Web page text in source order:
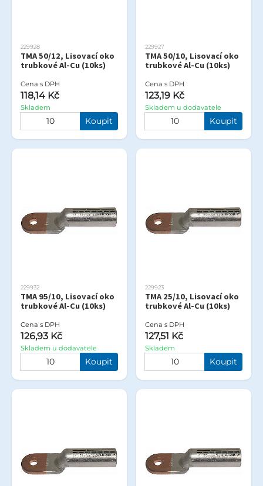
229928
TMA 50/12, Lisovací oko
trubkové Al-Cu (10ks)
Cena s DPH
118,14 Kč
Skladem
Koupit
229927
TMA 50/10, Lisovací oko
trubkové Al-Cu (10ks)
Cena s DPH
123,19 Kč
Skladem u dodavatele
Koupit
229932
TMA 95/10, Lisovací oko
trubkové Al-Cu (10ks)
Cena s DPH
126,93 Kč
Skladem u dodavatele
Koupit
229923
TMA 25/10, Lisovací oko
trubkové Al-Cu (10ks)
Cena s DPH
127,51 Kč
Skladem
Koupit